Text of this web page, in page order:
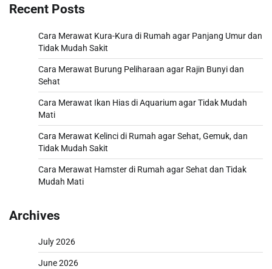
Recent Posts
Cara Merawat Kura-Kura di Rumah agar Panjang Umur dan
Tidak Mudah Sakit
Cara Merawat Burung Peliharaan agar Rajin Bunyi dan
Sehat
Cara Merawat Ikan Hias di Aquarium agar Tidak Mudah
Mati
Cara Merawat Kelinci di Rumah agar Sehat, Gemuk, dan
Tidak Mudah Sakit
Cara Merawat Hamster di Rumah agar Sehat dan Tidak
Mudah Mati
Archives
July 2026
June 2026